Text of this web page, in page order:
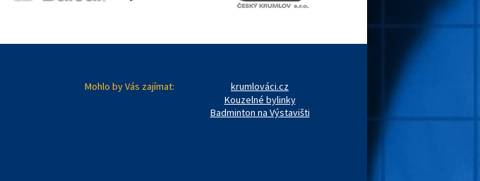
Mohlo by Vás zajímat:
krumlováci.cz
Kouzelné bylinky
Badminton na Výstavišti